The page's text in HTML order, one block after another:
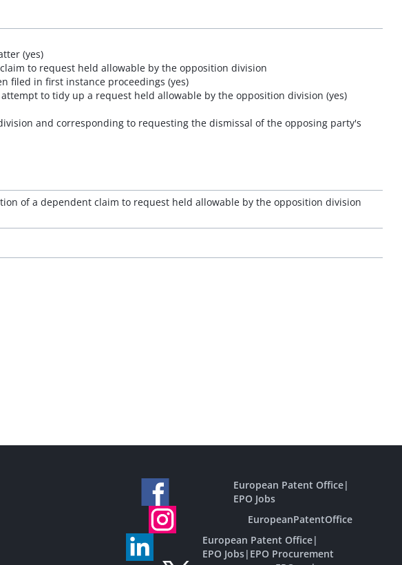
(yes)
to request held allowable by the opposition division
filed in first instance proceedings (yes)
to tidy up a request held allowable by the opposition division (yes)
and corresponding to requesting the dismissal of the opposing party's
of a dependent claim to request held allowable by the opposition division
European Patent Office|
EPO Jobs
EuropeanPatentOffice
European Patent Office|
EPO Jobs| EPO Procurement